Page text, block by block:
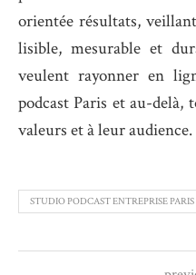
orientée résultats,
lisible, mesurable et
veulent rayonner en
podcast Paris et au-delà,
valeurs et à leur audience.
STUDIO PODCAST ENTREPRISE PARIS